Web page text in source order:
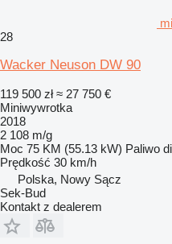
28
Wacker Neuson DW 90
119 500 zł ≈ 27 750 €
Miniwywrotka
2018
2 108 m/g
Moc 75 KM (55.13 kW) Paliwo
Prędkość 30 km/h
Polska, Nowy Sącz
Sek-Bud
Kontakt z dealerem